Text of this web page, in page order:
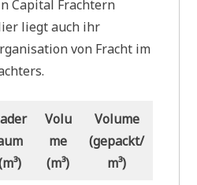
Capital Frachtern
liegt auch ihr
von Fracht im
Volu
me
(m³)
Volume
(gepackt/
m³)